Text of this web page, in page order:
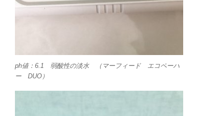
ph値：6.1 弱酸性の淡水 （マーフィード エコペーハ
ー DUO）